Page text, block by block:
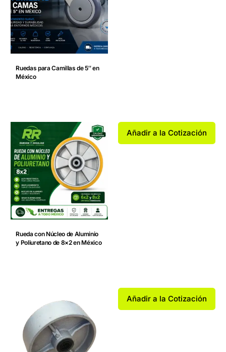
Ruedas para Camillas de 5″ en
México
Rueda con Núcleo de Aluminio
y Poliuretano de 8×2 en México
Añadir a la Cotización
Añadir a la Cotización